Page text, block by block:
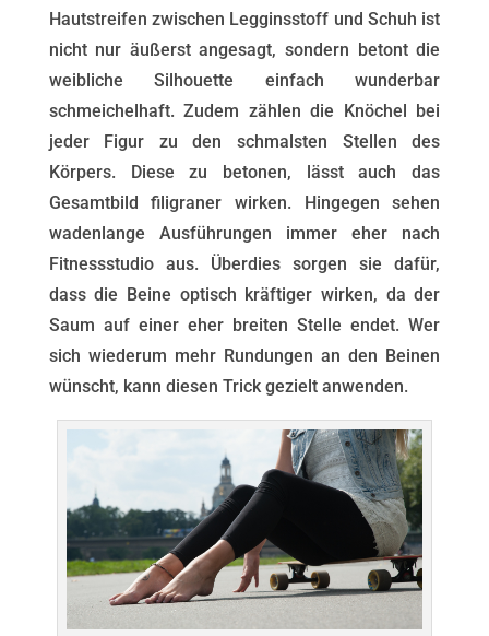
Hautstreifen zwischen Legginsstoff und Schuh ist
nicht nur äußerst angesagt, sondern betont die
weibliche Silhouette einfach wunderbar
schmeichelhaft. Zudem zählen die Knöchel bei
jeder Figur zu den schmalsten Stellen des
Körpers. Diese zu betonen, lässt auch das
Gesamtbild filigraner wirken. Hingegen sehen
wadenlange Ausführungen immer eher nach
Fitnessstudio aus. Überdies sorgen sie dafür,
dass die Beine optisch kräftiger wirken, da der
Saum auf einer eher breiten Stelle endet. Wer
sich wiederum mehr Rundungen an den Beinen
wünscht, kann diesen Trick gezielt anwenden.